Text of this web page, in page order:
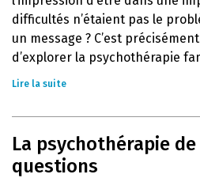
difficultés n’étaient pas le
un message ? C’est
d’explorer la psychothérapie
Lire la suite
La psychothérapie
questions